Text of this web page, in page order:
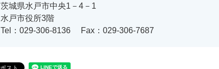
茨城県水戸市中央1－4－1
水戸市役所3階
Tel：029-306-8136
Fax：029-306-7687